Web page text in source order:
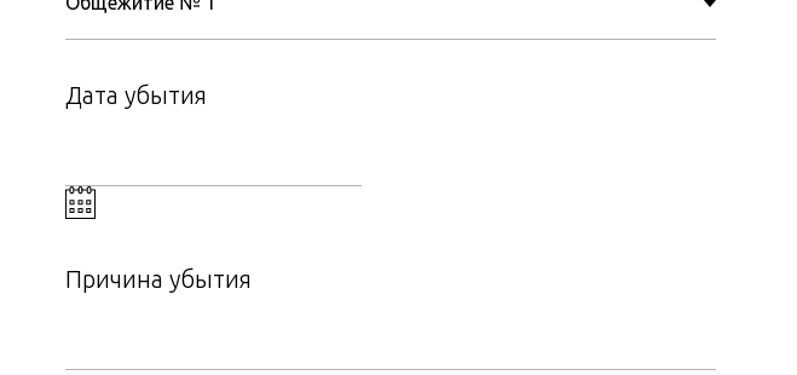
Дата убытия
Причина убытия